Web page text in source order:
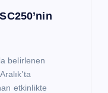
belirlenen
etkinlikte